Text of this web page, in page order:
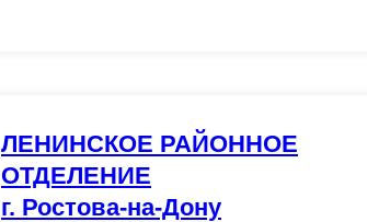
ЛЕНИНСКОЕ РАЙОННОЕ
ОТДЕЛЕНИЕ
г. Ростова-на-Дону